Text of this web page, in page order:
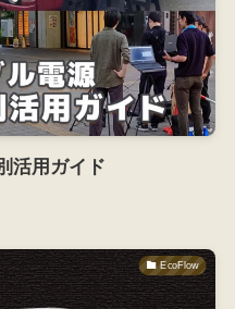
活用ガイド
EcoFlow